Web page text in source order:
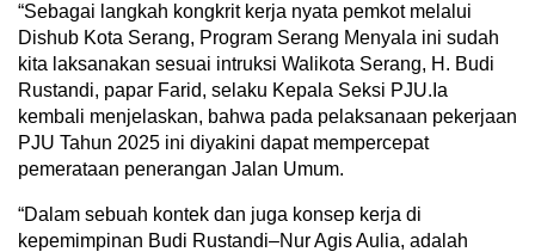
“Sebagai langkah kongkrit kerja nyata pemkot melalui
Dishub Kota Serang, Program Serang Menyala ini sudah
kita laksanakan sesuai intruksi Walikota Serang, H. Budi
Rustandi, papar Farid, selaku Kepala Seksi PJU.Ia
kembali menjelaskan, bahwa pada pelaksanaan pekerjaan
PJU Tahun 2025 ini diyakini dapat mempercepat
pemerataan penerangan Jalan Umum.
“Dalam sebuah kontek dan juga konsep kerja di
kepemimpinan Budi Rustandi–Nur Agis Aulia, adalah